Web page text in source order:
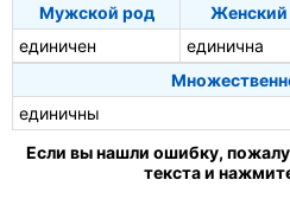
Мужской род
Женский
единичен
единична
единичны
Если вы нашли ошибку,
текста и